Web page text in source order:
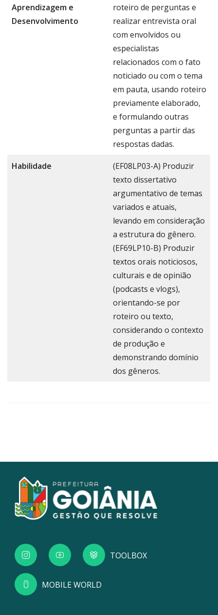
Aprendizagem e
Desenvolvimento
roteiro de perguntas e
realizar entrevista oral
com envolvidos ou
especialistas
relacionados com o fato
noticiado ou com o tema
em pauta, usando roteiro
previamente elaborado,
e formulando outras
perguntas a partir das
respostas dadas.
Habilidade
(EF08LP03-A) Produzir
texto dissertativo
argumentativo de temas
variados e atuais,
levando em consideração
a estrutura do gênero.
(EF69LP10-B) Produzir
textos orais noticiosos,
culturais e de opinião
(podcasts e vlogs),
orientando-se por
roteiro ou texto,
considerando o contexto
de produção e
demonstrando domínio
dos gêneros.
TOOLBOX
MOBILE WORLD